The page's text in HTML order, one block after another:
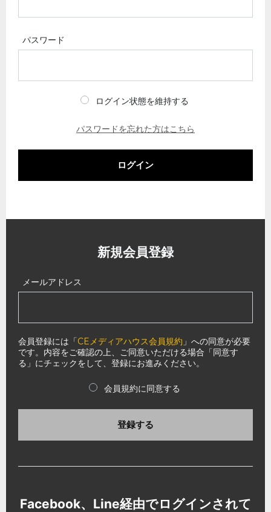
パスワード
ログイン状態を維持する
パスワードを忘れた方はこちら
ログイン
新規会員登録
メールアドレス
会員登録には「CEメディアハウス会員規約 」への同意が必要
です。内容をご確認の上、ご同意いただける場合「同意す
る」にチェックをして、登録にお進みください。
会員規約に同意する
登録する
Facebook、Line経由でログインされて